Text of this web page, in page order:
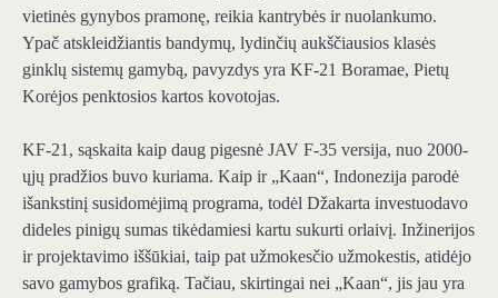
vietinės gynybos pramonę, reikia kantrybės ir nuolankumo.
Ypač atskleidžiantis bandymų, lydinčių aukščiausios klasės
ginklų sistemų gamybą, pavyzdys yra KF-21 Boramae, Pietų
Korėjos penktosios kartos kovotojas.
KF-21, sąskaita kaip daug pigesnė JAV F-35 versija, nuo 2000-
ųjų pradžios buvo kuriama. Kaip ir „Kaan“, Indonezija parodė
išankstinį susidomėjimą programa, todėl Džakarta investuodavo
dideles pinigų sumas tikėdamiesi kartu sukurti orlaivį. Inžinerijos
ir projektavimo iššūkiai, taip pat užmokesčio užmokestis, atidėjo
savo gamybos grafiką. Tačiau, skirtingai nei „Kaan“, jis jau yra